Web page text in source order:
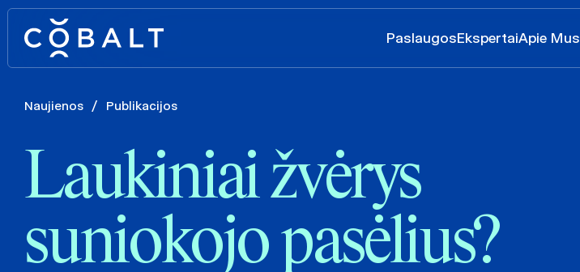
PaslaugosEkspertaiApie Mus
Naujienos / Publikacijos
Laukiniai žvėrys
suniokojo pasėlius?